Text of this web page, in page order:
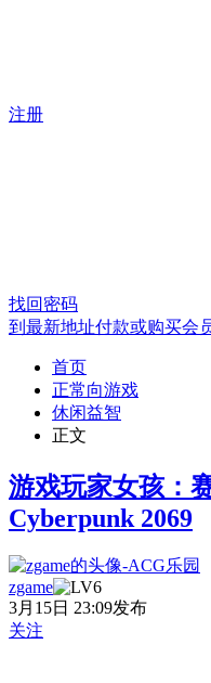
注册
找回密码
到最新地址付款或购买会
首页
正常向游戏
休闲益智
正文
游戏玩家女孩：
Cyberpunk 2069
zgame
3月15日 23:09发布
关注